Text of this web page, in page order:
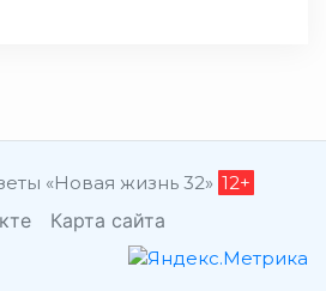
«Новая жизнь 32» 12+
Карта сайта